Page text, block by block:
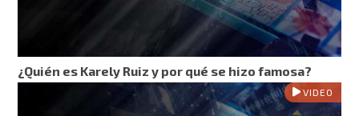
¿Quién es Karely Ruiz y por qué se hizo famosa?
VIDEO